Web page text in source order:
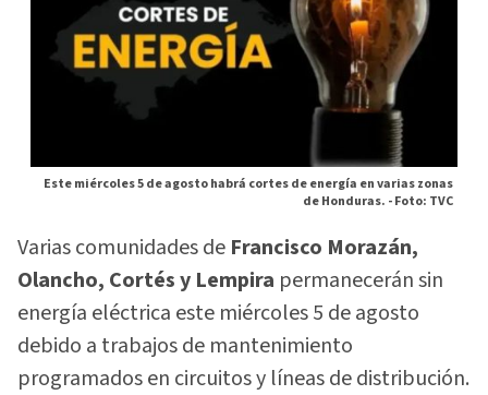
Este miércoles 5 de agosto habrá cortes de energía en varias zonas
de Honduras. -Foto: TVC
Varias comunidades de Francisco Morazán,
Olancho, Cortés y Lempira permanecerán sin
energía eléctrica este miércoles 5 de agosto
debido a trabajos de mantenimiento
programados en circuitos y líneas de distribución.